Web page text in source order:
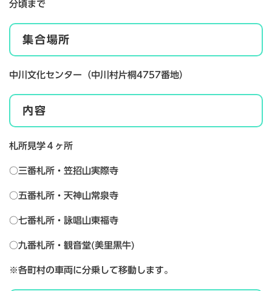
分頃まで
集合場所
中川文化センター（中川村片桐4757番地）
内容
札所見学４ヶ所
○三番札所・笠招山実際寺
○五番札所・天神山常泉寺
○七番札所・詠唱山東福寺
○九番札所・観音堂(美里黒牛)
※各町村の車両に分乗して移動します。